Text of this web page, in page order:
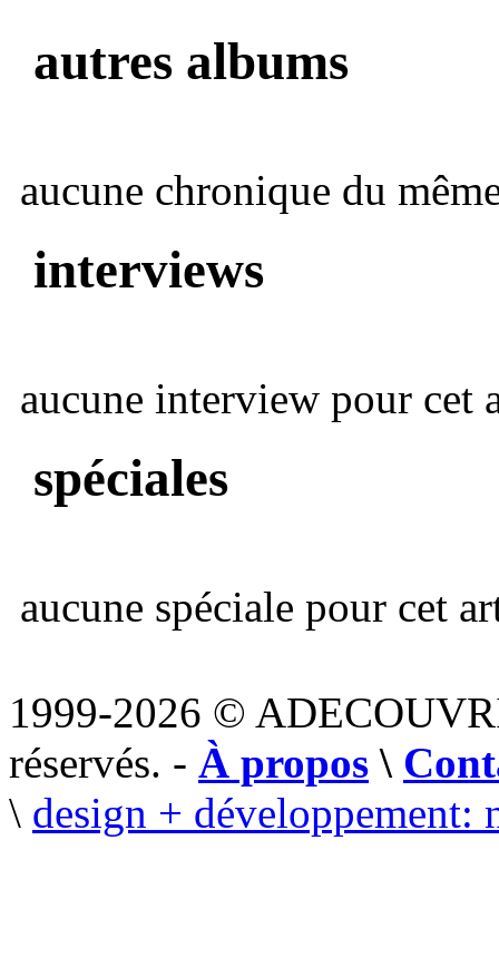
autres albums
aucune chronique du
interviews
aucune interview pour cet
spéciales
aucune spéciale pour cet
1999-2026 ©
réservés. - À propos \
\ design + développement: